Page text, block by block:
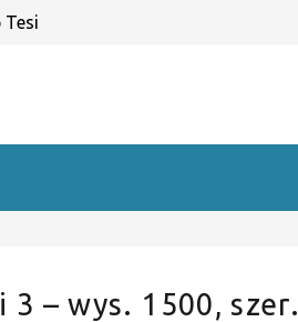
3 – wys. 1500, szer.